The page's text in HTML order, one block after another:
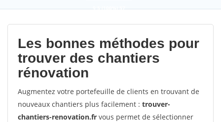
9,5(100%)57
votes
Les bonnes méthodes pour
trouver des chantiers
rénovation
Augmentez votre portefeuille de clients en trouvant de
nouveaux chantiers plus facilement : trouver-
chantiers-renovation.fr vous permet de sélectionner